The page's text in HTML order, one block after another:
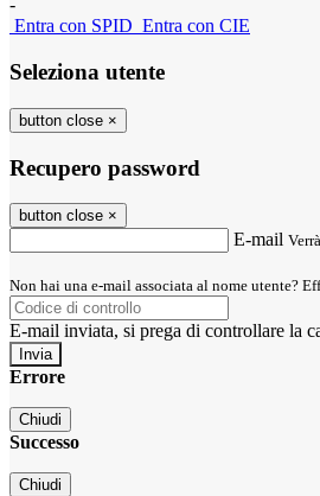
-
Entra con SPID Entra con CIE
Seleziona utente
button close ×
Recupero password
button close ×
E-mail
Non hai una e-mail associata al nome utente?
E-mail inviata, si prega di controllare la
Errore
Chiudi
Successo
Chiudi